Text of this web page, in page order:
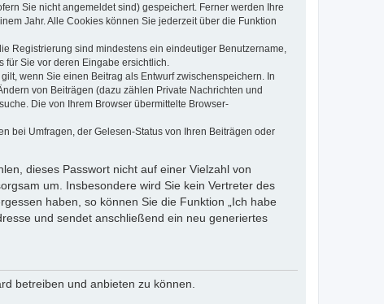
Sie nicht angemeldet sind) gespeichert. Ferner werden Ihre
Jahr. Alle Cookies können Sie jederzeit über die Funktion
Registrierung sind mindestens ein eindeutiger Benutzername,
Sie vor deren Eingabe ersichtlich.
wenn Sie einen Beitrag als Entwurf zwischenspeichern. In
von Beiträgen (dazu zählen Private Nachrichten und
Die von Ihrem Browser übermittelte Browser-
bei Umfragen, der Gelesen-Status von Ihren Beiträgen oder
dieses Passwort nicht auf einer Vielzahl von
um. Insbesondere wird Sie kein Vertreter des
haben, so können Sie die Funktion „Ich habe
und sendet anschließend ein neu generiertes
betreiben und anbieten zu können.